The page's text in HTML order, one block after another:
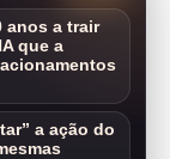
anos a trair
que a
a ação do